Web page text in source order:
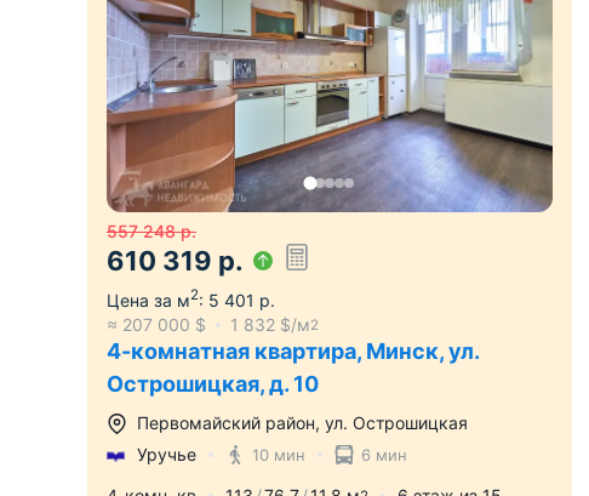
557 248 р.
610 319 р.
Цена за м2: 5 401 р.
≈ 207 000 $ 1 832 $/м2
4-комнатная квартира, Минск, ул.
Острошицкая, д. 10
Первомайский район, ул. Острошицкая
Уручье
10 мин 6 мин